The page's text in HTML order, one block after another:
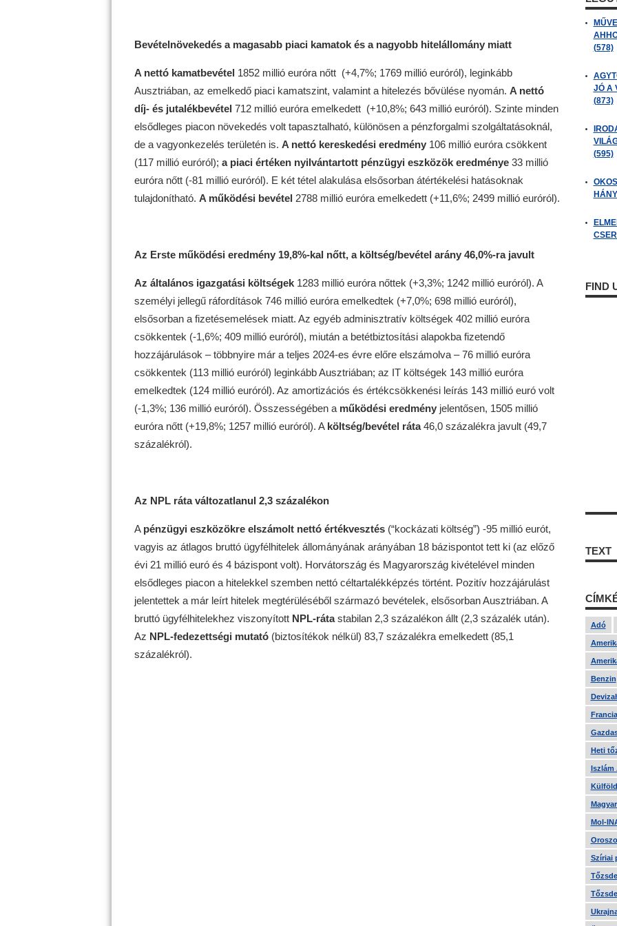
Bevételnövekedés a magasabb piaci kamatok és a nagyobb hitelállomány miatt
A nettó kamatbevétel 1852 millió euróra nőtt (+4,7%; 1769 millió euróról), leginkább
Ausztriában, az emelkedő piaci kamatszint, valamint a hitelezés bővülése nyomán. A nettó
díj- és jutalékbevétel 712 millió euróra emelkedett (+10,8%; 643 millió euróról). Szinte minden
elsődleges piacon növekedés volt tapasztalható, különösen a pénzforgalmi szolgáltatásoknál,
de a vagyonkezelés területén is. A nettó kereskedési eredmény106 millió euróra csökkent
(117 millió euróról); a piaci értéken nyilvántartott pénzügyi eszközök eredménye33 millió
euróra nőtt (-81 millió euróról). E két tétel alakulása elsősorban átértékelési hatásoknak
tulajdonítható. A működési bevétel 2788 millió euróra emelkedett (+11,6%; 2499 millió euróról).
Az Erste működési eredmény 19,8%-kal nőtt, a költség/bevétel arány 46,0%-ra javult
Az általános igazgatási költségek1283 millió euróra nőttek (+3,3%; 1242 millió euróról). A
személyi jellegű ráfordítások 746 millió euróra emelkedtek (+7,0%; 698 millió euróról),
elsősorban a fizetésemelések miatt. Az egyéb adminisztratív költségek 402 millió euróra
csökkentek (-1,6%; 409 millió euróról), miután a betétbiztosítási alapokba fizetendő
hozzájárulások – többnyire már a teljes 2024-es évre előre elszámolva – 76 millió euróra
csökkentek (113 millió euróról) leginkább Ausztriában; az IT költségek 143 millió euróra
emelkedtek (124 millió euróról). Az amortizációs és értékcsökkenési leírás 143 millió euró volt
(-1,3%; 136 millió euróról). Összességében a működési eredményjelentősen, 1505 millió
euróra nőtt (+19,8%; 1257 millió euróról). A költség/bevétel ráta46,0 százalékra javult (49,7
százalékról).
Az NPL ráta változatlanul 2,3 százalékon
A pénzügyi eszközökre elszámolt nettó értékvesztés(“kockázati költség”) -95 millió eurót,
vagyis az átlagos bruttó ügyfélhitelek állományának arányában 18 bázispontot tett ki (az előző
évi 21 millió euró és 4 bázispont volt). Horvátország és Magyarország kivételével minden
elsődleges piacon a hitelekkel szemben nettó céltartalékképzés történt. Pozitív hozzájárulást
jelentettek a már leírt hitelek megtérüléséből származó bevételek, elsősorban Ausztriában. A
bruttó ügyfélhitelekhez viszonyított NPL-rátastabilan 2,3 százalékon állt (2,3 százalék után).
Az NPL-fedezettségi mutató(biztosítékok nélkül) 83,7 százalékra emelkedett (85,1
százalékról).
(578)
JÓ A
(873)
(595)
FIND
TEXT
Adó
Benzin
Heti
Iszlám
Mol-
Szíriai